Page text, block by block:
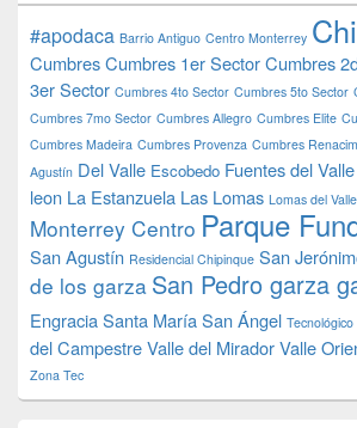
#apodaca Barrio Antiguo Centro Monterrey
CumbresCumbres 1er SectorCumbres
3er Sector Cumbres 4to Sector Cumbres 5to Sector
Cumbres 7mo Sector Cumbres Allegro Cumbres Elite
Cumbres Madeira Cumbres Provenza Cumbres
Agustín Del Valle Escobedo Fuentes del Valle
leon La Estanzuela Las Lomas Lomas del Valle
Monterrey Centro Parque
San Agustín Residencial Chipinque San
de los garza San Pedro garza
EngraciaSanta MaríaSan Ángel Tecnológico
del CampestreValle del MiradorValle
Zona Tec